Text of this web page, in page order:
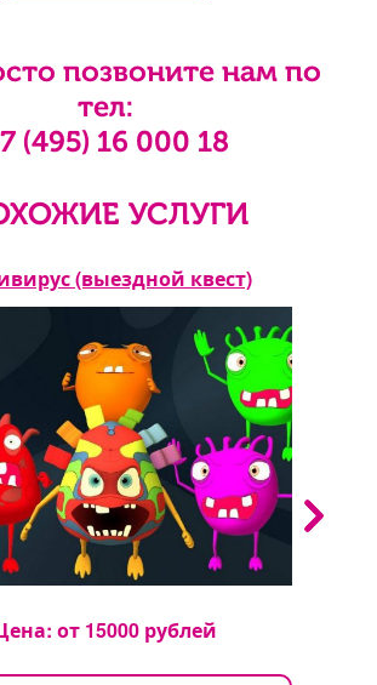
позвоните нам по
тел:
(495) 16 000 18
УСЛУГИ
(выездной квест)
от 15000рублей